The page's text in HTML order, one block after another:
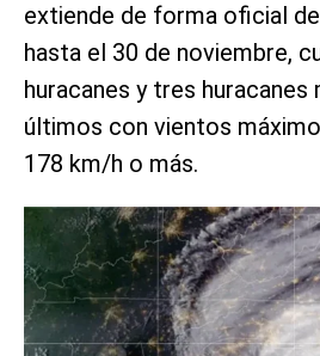
extiende de forma oficial
hasta el 30 de noviembre,
huracanes y tres
últimos con vientos
178 km/h o más.